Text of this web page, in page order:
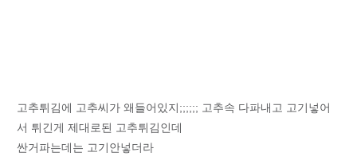
고추튀김에 고추씨가 왜들어있지;;;;;; 고추속 다파내고 고기넣어
서 튀긴게 제대로된 고추튀김인데
싼거파는데는 고기안넣더라